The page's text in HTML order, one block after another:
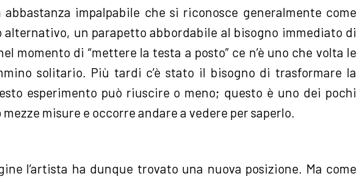
impalpabile che si riconosce generalmente come
alternativo, un parapetto abbordabile al bisogno immediato di
momento di “mettere la testa a posto” ce n’è uno che volta le
solitario. Più tardi c’è stato il bisogno di trasformare la
esperimento può riuscire o meno; questo è uno dei pochi
misure e occorre andare a vedere per saperlo.
l’artista ha dunque trovato una nuova posizione. Ma come